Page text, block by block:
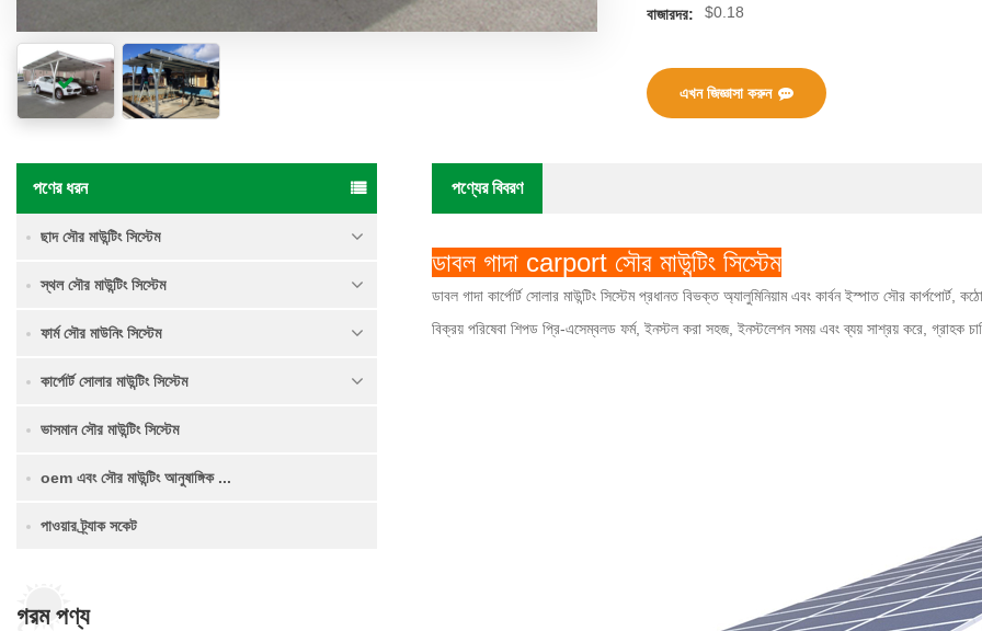
বাজারদর: $0.18
এখন জিজ্ঞাসা করুন
পণের ধরন
ছাদ সৌর মাউন্টিং সিস্টেম
স্থল সৌর মাউন্টিং সিস্টেম
ফার্ম সৌর মাউনিং সিস্টেম
কার্পোর্ট সোলার মাউন্টিং সিস্টেম
ভাসমান সৌর মাউন্টিং সিস্টেম
oem এবং সৌর মাউন্টিং আনুষাঙ্গিক ...
পাওয়ার ট্র্যাক সকেট
গরম পণ্য
পণ্যের বিবরণ
ডাবল গাদা carport সৌর মাউন্টিং সিস্টেম
ডাবল গাদাকার্পোর্ট সোলার মাউন্টিং সিস্টেম প্রধানত বিভক্ত অ্যালুমিনিয়াম এবং কার্বন ইস্পাত সৌর
বিক্রয় পরিষেবা শিপড প্রি-এসেম্বলড ফর্ম, ইনস্টল করা সহজ, ইনস্টলেশন সময় এবং ব্যয় সাশ্রয় করে, গ্রাহক